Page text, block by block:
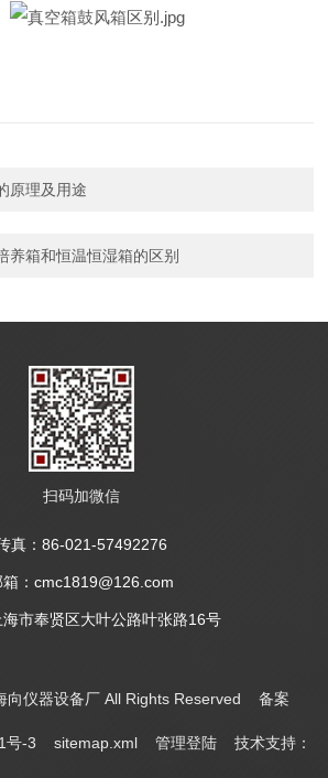
原理及用途
养箱和恒温恒湿箱的区别
扫码加微信
真：86-021-57492276
箱：cmc1819@126.com
市奉贤区大叶公路叶张路16号
向仪器设备厂 All Rights Reserved备案
号-3 sitemap.xml 管理登陆 技术支持：